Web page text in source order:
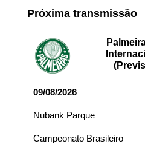
Próxima transmissão
09/08/2026
Nubank Parque
Campeonato Brasileiro